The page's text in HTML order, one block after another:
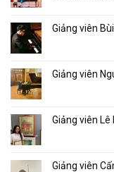
Giảng viên
Giảng viên
Giảng viên
Giảng viên